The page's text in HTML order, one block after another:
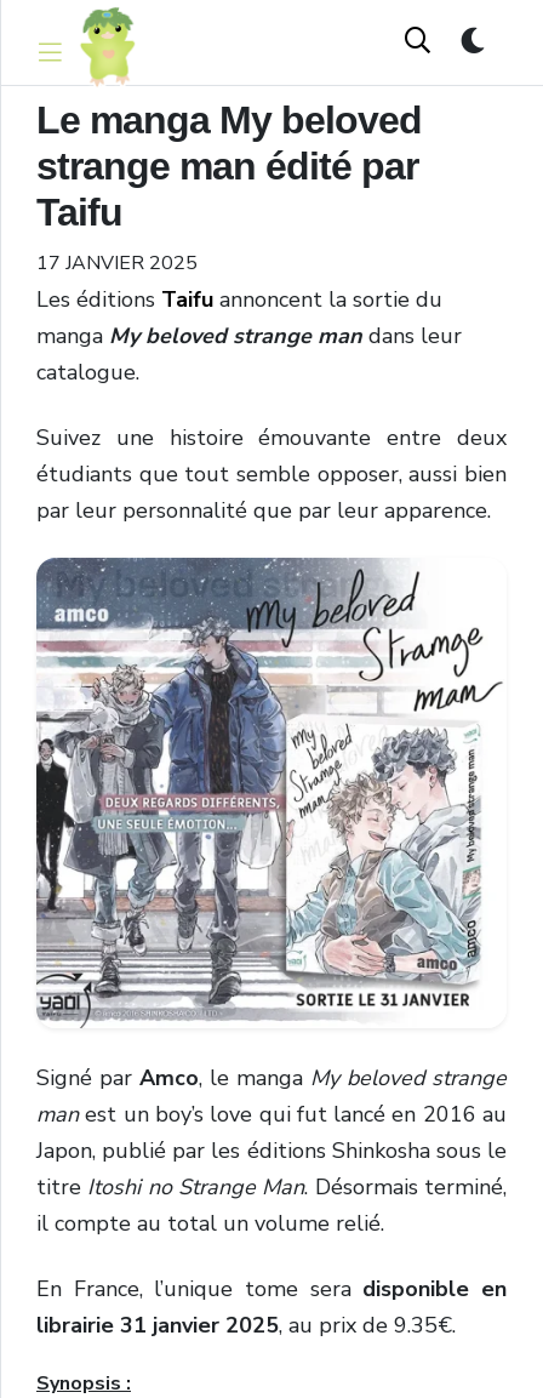
Le manga My beloved
strange man édité par
Taifu
17 JANVIER 2025
Les éditions Taifu annoncent la sortie du
manga My beloved strange man dans leur
catalogue.
Suivez une histoire émouvante entre deux
étudiants que tout semble opposer, aussi bien
par leur personnalité que par leur apparence.
Signé par Amco, le manga My beloved strange
manest un boy’s love qui fut lancé en 2016 au
Japon, publié par les éditions Shinkosha sous le
titre Itoshi no Strange Man. Désormais terminé,
il compte au total un volume relié.
En France, l’unique tome sera disponible en
librairie 31 janvier 2025, au prix de 9.35€.
Synopsis :